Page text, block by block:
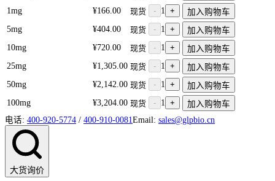
1mg
¥166.00 现货 - 1 +
加入购物车
5mg
¥404.00 现货 - 1 +
加入购物车
10mg
¥720.00 现货 - 1 +
加入购物车
25mg
¥1,305.00 现货 - 1 +
加入购物车
50mg
¥2,142.00 现货 - 1 +
加入购物车
100mg
¥3,204.00 现货 - 1 +
加入购物车
电话: 400-920-5774 / 400-910-0081Email: sales@glpbio.cn
大货询价